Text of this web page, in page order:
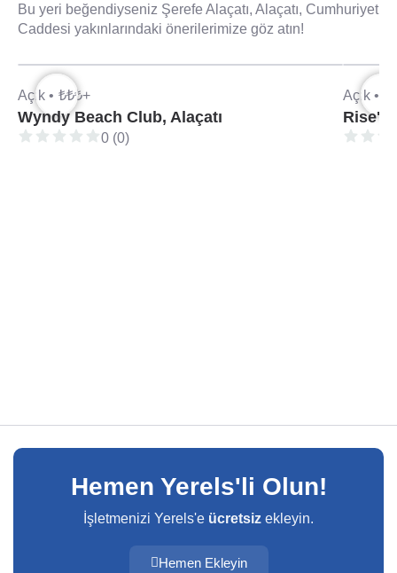
Bu yeri beğendiyseniz Şerefe Alaçatı, Alaçatı, Cumhuriyet
Caddesi yakınlarındaki önerilerimize göz atın!
Açık • ₺₺₺+
Wyndy Beach Club, Alaçatı
0 (0)
Açık •
Rise'n
Hemen Yerels'li Olun!
İşletmenizi Yerels'e ücretsiz ekleyin.
Hemen Ekleyin